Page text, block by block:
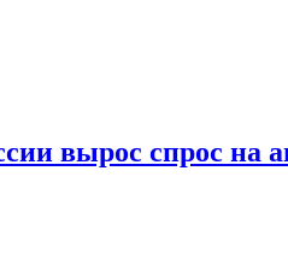
вырос спрос на